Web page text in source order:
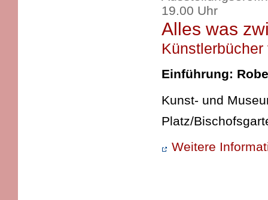
19.00 Uhr
Alles was
Einführung:
Kunst- und
Platz/
Weitere